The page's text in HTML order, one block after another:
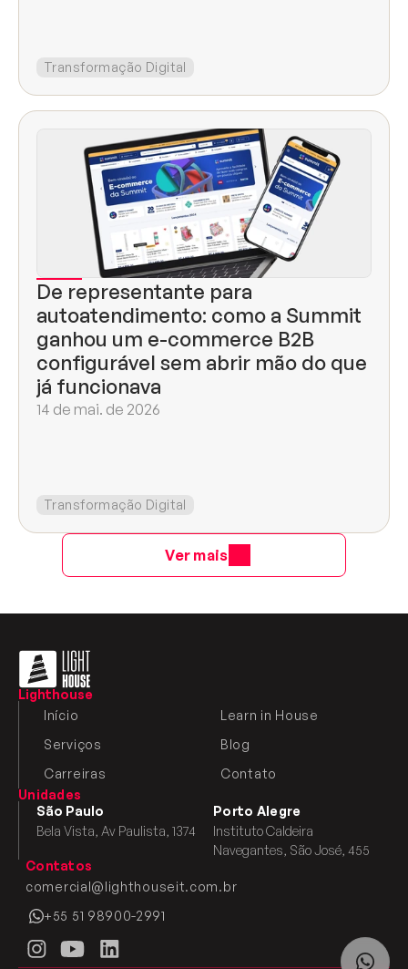
Transformação Digital
De representante para
autoatendimento: como a Summit
ganhou um e-commerce B2B
configurável sem abrir mão do que
já funcionava
14 de mai. de 2026
Transformação Digital
Ver mais
Lighthouse
Início
Serviços
Carreiras
Learn in House
Blog
Contato
Unidades
São Paulo
Bela Vista, Av Paulista, 1374
Porto Alegre
Instituto Caldeira
Navegantes, São José, 455
Contatos
comercial@lighthouseit.com.br
+55 51 98900-2991